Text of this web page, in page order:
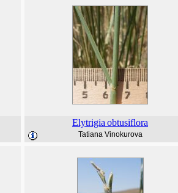
Elytrigia obtusiflora
Tatiana Vinokurova